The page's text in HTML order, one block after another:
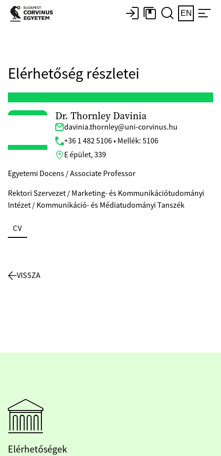
EN
Elérhetőség részletei
Dr. Thornley Davinia
davinia.thornley@uni-corvinus.hu
+36 1 482 5106 • Mellék: 5106
E épület, 339
Egyetemi Docens / Associate Professor
Rektori Szervezet / Marketing- és Kommunikációtudományi
Intézet / Kommunikáció- és Médiatudományi Tanszék
CV
VISSZA
Elérhetőségek